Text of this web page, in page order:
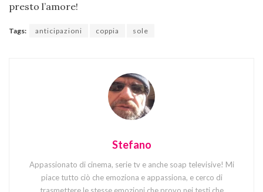
presto l’amore!
Tags: anticipazioni coppia sole
Stefano
Appassionato di cinema, serie tv e anche soap televisive! Mi
piace tutto ciò che emoziona e appassiona, e cerco di
trasmettere le stesse emozioni che provo nei testi che